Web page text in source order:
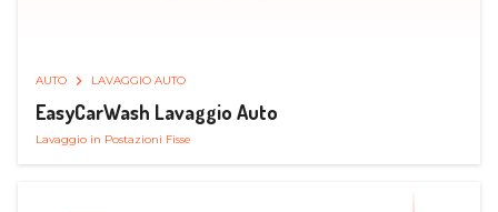
AUTO LAVAGGIO AUTO
EasyCarWash Lavaggio Auto
Lavaggio in Postazioni Fisse